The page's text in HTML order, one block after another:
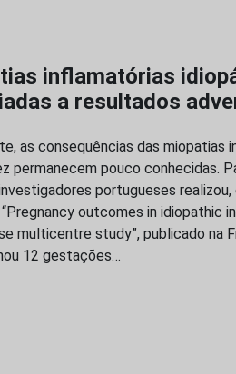
inflamatórias
a resultados
as consequências das miopatias
permanecem pouco conhecidas.
portugueses
outcomes in idiopathic
multicentre study”, publicado na
12 gestações…